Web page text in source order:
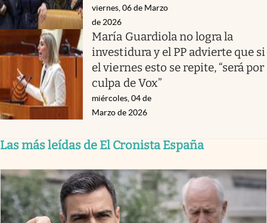
viernes, 06 de Marzo
de 2026
María Guardiola no logra la
investidura y el PP advierte que si
el viernes esto se repite, “será por
culpa de Vox”
miércoles, 04 de
Marzo de 2026
Las más leídas de El Cronista España